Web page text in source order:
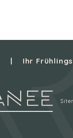
Ihr